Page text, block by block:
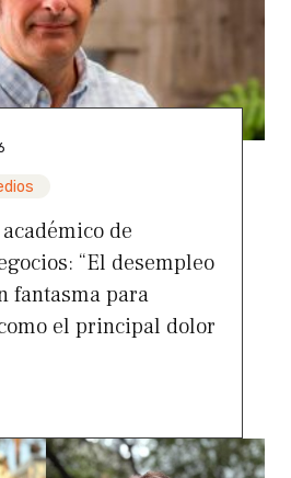
de
“El desempleo
fantasma para
el principal dolor